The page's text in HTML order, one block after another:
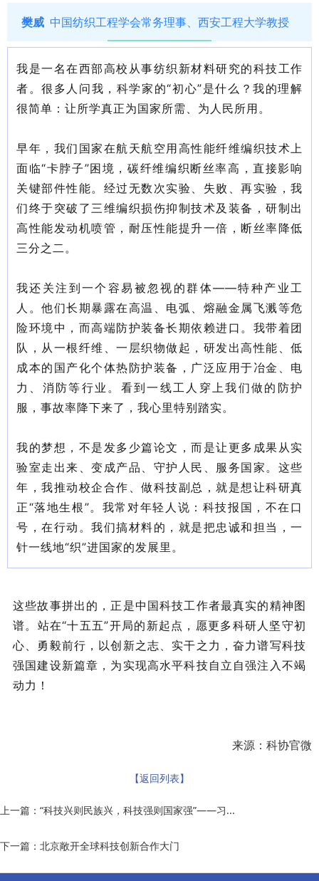
樊威 中国纺织工程学会常务理事、西安工程大学教授
我是一名在西部高校从事纺织新材料研究的科技工作
者。很多人问我，科学家的“初心”是什么？我的理解
很简单：让所学真正为国家所需、为人民所用。
早年，我们国家在航天航空用高性能纤维编织技术上
面临“卡脖子”困境，碳纤维编织断丝率高，直接影响
关键部件性能。经过无数次实验、失败、再实验，我
们终于突破了三维编织损伤抑制技术及装备，研制出
高性能发动机喷管，耐压性能提升一倍，断丝率降低
三分之二。
我还关注到一个容易被忽视的群体——特种产业工
人。他们长期暴露在高温、电弧、熔融金属飞溅等危
险环境中，而高端防护装备长期依赖进口。我带着团
队，从一根纤维、一层织物做起，研发出高性能、低
成本的国产化个体热防护装备，广泛应用于冶金、电
力、消防等行业。看到一线工人穿上我们做的防护
服，事故率降下来了，我心里特别踏实。
我的梦想，不是发多少篇论文，而是让更多成果从实
验室走出来、变成产品、守护人民、服务国家。这些
年，我推动校企合作、做科技副总，就是想让科研真
正“落地生根”。我常对年轻人说：科技报国，不在口
号，在行动。我们搞材料的，就是把忠诚和担当，一
针一线地“织”进国家的发展里。
这些故事拼出的，正是中国科技工作者最真实的精神图
谱。站在“十五五”开局的新起点，愿更多科研人坚守初
心、勇毅前行，以创新之志、实干之力，奋力谱写科技
强国建设新篇章，为实现高水平科技自立自强注入不竭
动力！
来源：科协官微
【返回列表】
上一篇： “科技兴则民族兴，科技强则国家强”——习...
下一篇： 北京敞开全球科技创新合作大门